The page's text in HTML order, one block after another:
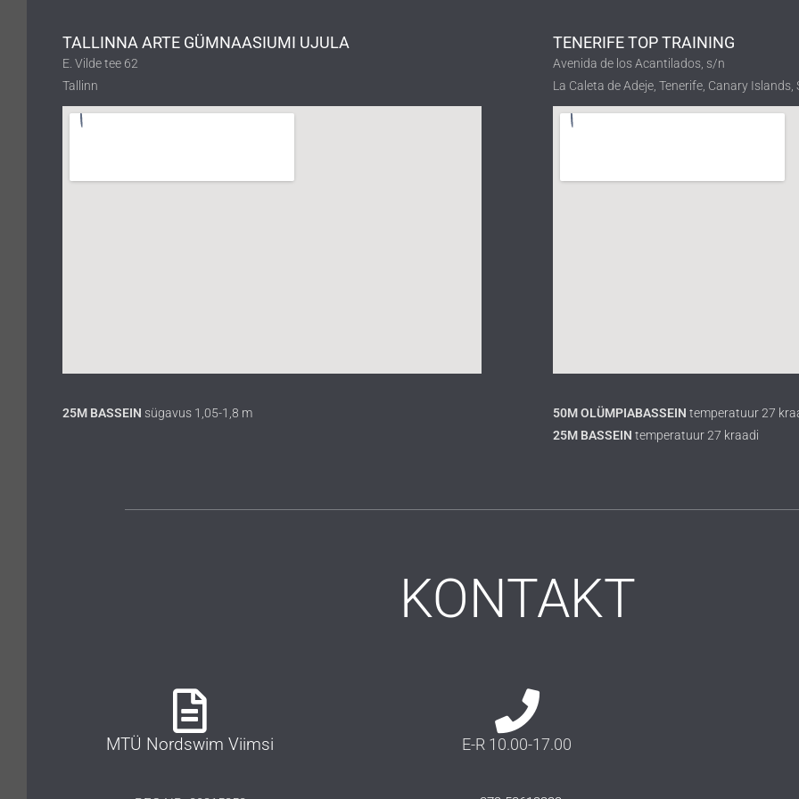
TALLINNA ARTE GÜMNAASIUMI UJULA
E. Vilde tee 62
Tallinn
25M BASSEIN sügavus 1,05-1,8 m
TENERIFE TOP TRAINING
Avenida de los Acantilados, s/n
La Caleta de Adeje, Tenerife, Canary Islands,
50M OLÜMPIABASSEIN temperatuur 27
25M BASSEIN temperatuur 27 kraadi
KONTAKT
MTÜ Nordswim Viimsi E-R 10.00-17.00